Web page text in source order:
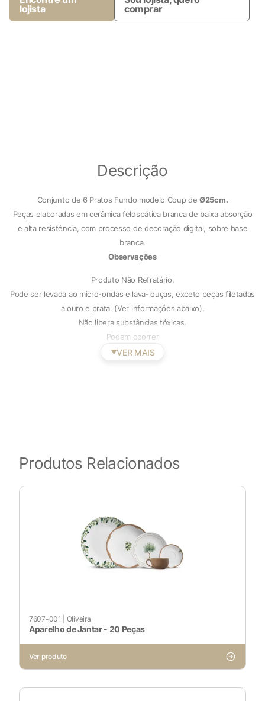
lojista
comprar
Descrição
Conjunto de 6 Pratos Fundo modelo Coup deØ25cm.
Peças elaboradas em cerâmica feldspática branca de baixa absorção
e alta resistência, com processo de decoração digital, sobre base
branca.
Observações
Produto Não Refratário.
Pode ser levada ao micro-ondas e lava-louças, exceto peças filetadas
a ouro e prata. (Ver informações abaixo).
Não libera substâncias tóxicas.
Podem ocorrer
▼VER MAIS
Produtos Relacionados
7607-001 Oliveira
Aparelho de Jantar - 20 Peças
Ver produto